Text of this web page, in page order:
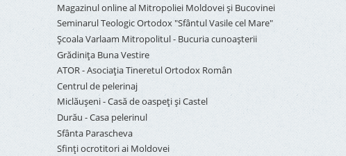
Magazinul online al Mitropoliei Moldovei și Bucovinei
Seminarul Teologic Ortodox "Sfântul Vasile cel Mare"
Şcoala Varlaam Mitropolitul - Bucuria cunoaşterii
Grădinița Buna Vestire
ATOR - Asociaţia Tineretul Ortodox Român
Centrul de pelerinaj
Miclăușeni - Casă de oaspeţi şi Castel
Durău - Casa pelerinul
Sfânta Parascheva
Sfinți ocrotitori ai Moldovei